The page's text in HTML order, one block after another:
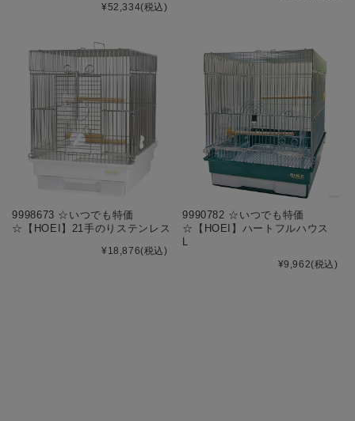
¥52,334(税込)
9998673 ☆いつでも特価
☆【HOEI】21手のりステンレス
¥18,876(税込)
9990782 ☆いつでも特価
☆【HOEI】ハートフルハウス
¥9,962(税込)